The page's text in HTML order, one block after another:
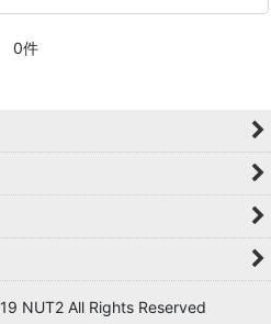
0件
NUT2 All Rights Reserved